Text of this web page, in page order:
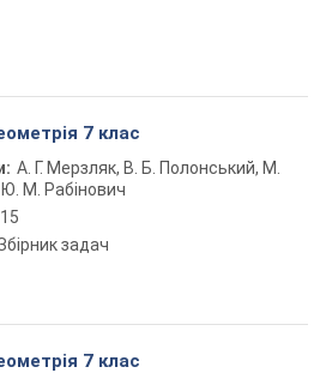
7 клас
А. Г. Мерзляк, В. Б. Полонський, М.
Ю. М. Рабінович
задач
7 клас